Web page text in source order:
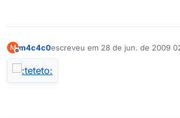
M m4c4c0escreveu em 28 de jun. de 2009
última edição por